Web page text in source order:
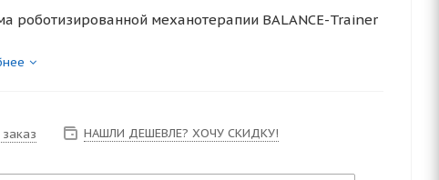
роботизированной механотерапии BALANCE-Trainer
НАШЛИ ДЕШЕВЛЕ? ХОЧУ СКИДКУ!